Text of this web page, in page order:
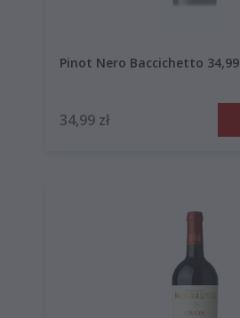
Pinot Nero Baccichetto 34,99
34,99 zł